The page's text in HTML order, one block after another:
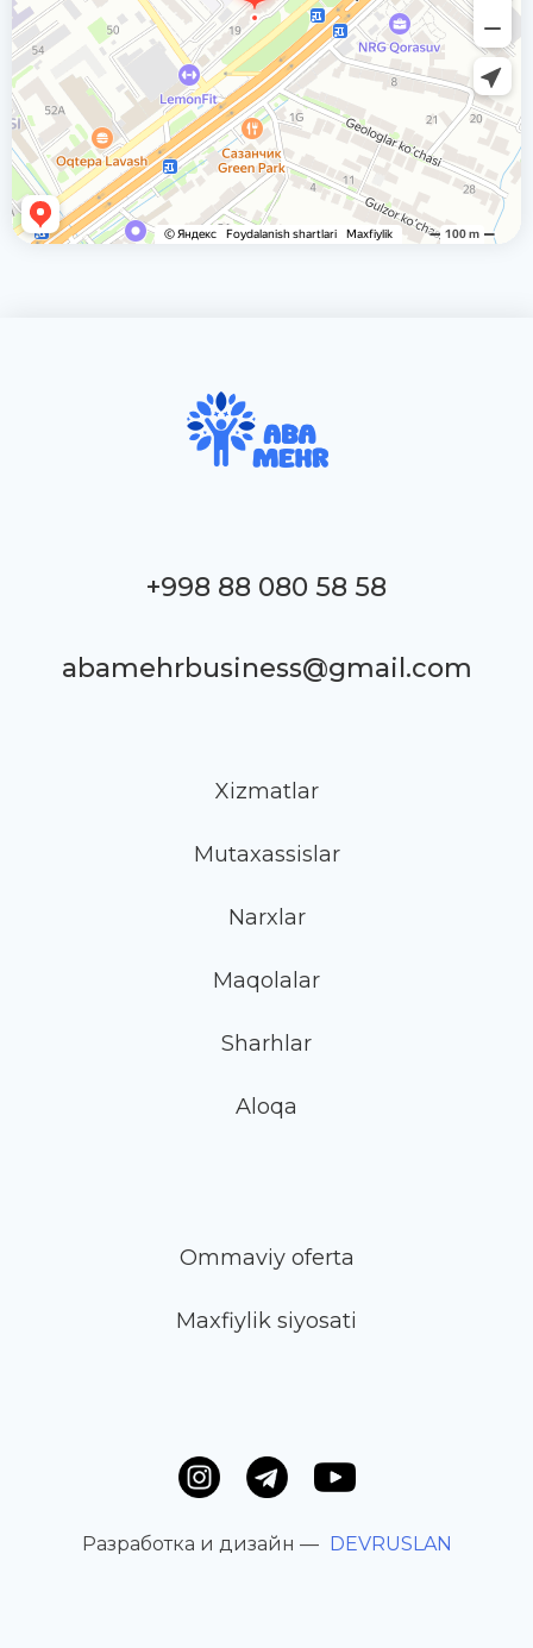
+998 88 080 58 58
abamehrbusiness@gmail.com
Xizmatlar
Mutaxassislar
Narxlar
Maqolalar
Sharhlar
Aloqa
Ommaviy oferta
Maxfiylik siyosati
Разработка и дизайн — DEVRUSLAN